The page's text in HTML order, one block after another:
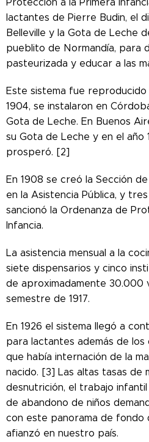
lactantes de Pierre Budin, el
Belleville y la Gota de Leche
pueblito de Normandía, para
pasteurizada y educar a las
Este sistema fue
1904, se instalaron en
Gota de Leche. En Buenos
su Gota de Leche y en el año
prosperó. [2]
En 1908 se creó la Sección
en la Asistencia Pública, y
sancionó la Ordenanza de
Infancia.
La asistencia mensual a la
siete dispensarios y cinco
de aproximadamente 30.000
semestre de 1917.
En 1926 el sistema llegó a
para lactantes además de los
que había internación de la
nacido. [3] Las altas tasas de
desnutrición, el trabajo
de abandono de niños
con este panorama de fondo
afianzó en nuestro país.